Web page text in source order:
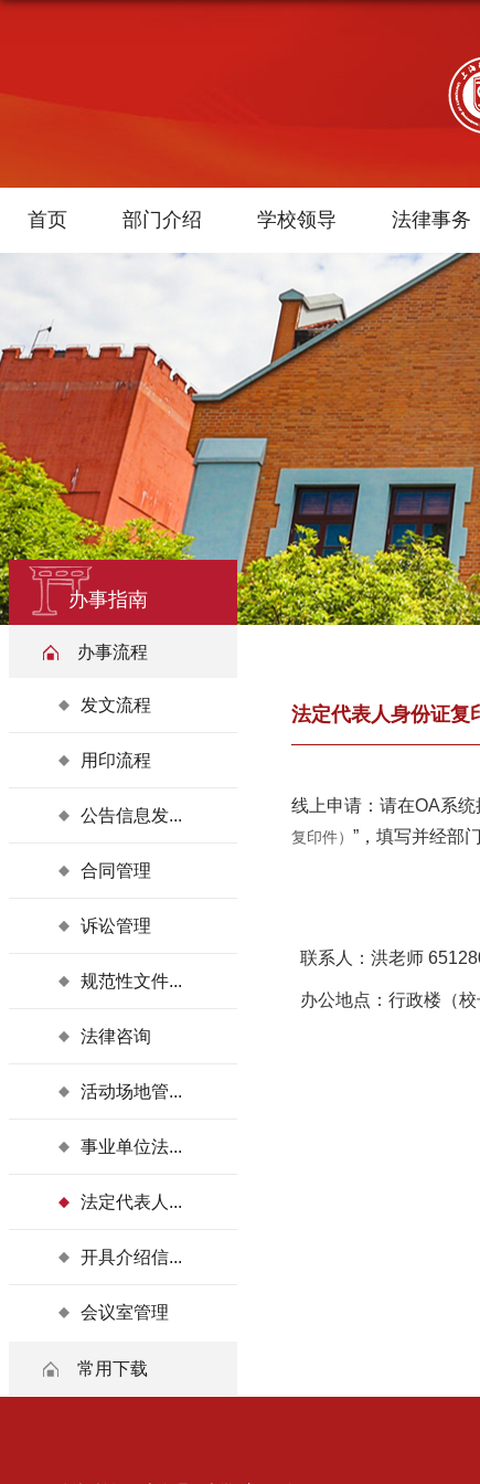
首页 部门介绍 学校领导 法律事务
办事指南
办事流程
发文流程
用印流程
公告信息发...
合同管理
诉讼管理
规范性文件...
法律咨询
活动场地管...
事业单位法...
法定代表人...
开具介绍信...
会议室管理
常用下载
法定代表人身份证复
线上申请：请在OA系统
复印件） ”，填写并经部
联系人：洪老师
办公地点：行政楼（